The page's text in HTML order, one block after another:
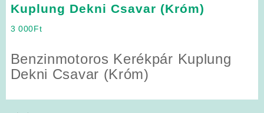
Kuplung Dekni Csavar (Króm)
3 000Ft
Benzinmotoros Kerékpár Kuplung
Dekni Csavar (Króm)